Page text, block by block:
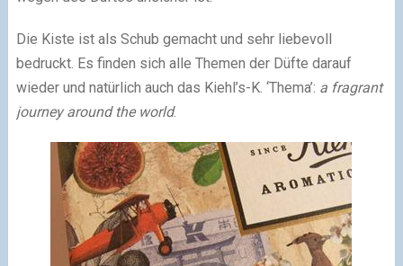
Die Kiste ist als Schub gemacht und sehr liebevoll
bedruckt. Es finden sich alle Themen der Düfte darauf
wieder und natürlich auch das Kiehl’s-K. ‘Thema’: a fragrant
journey around the world.